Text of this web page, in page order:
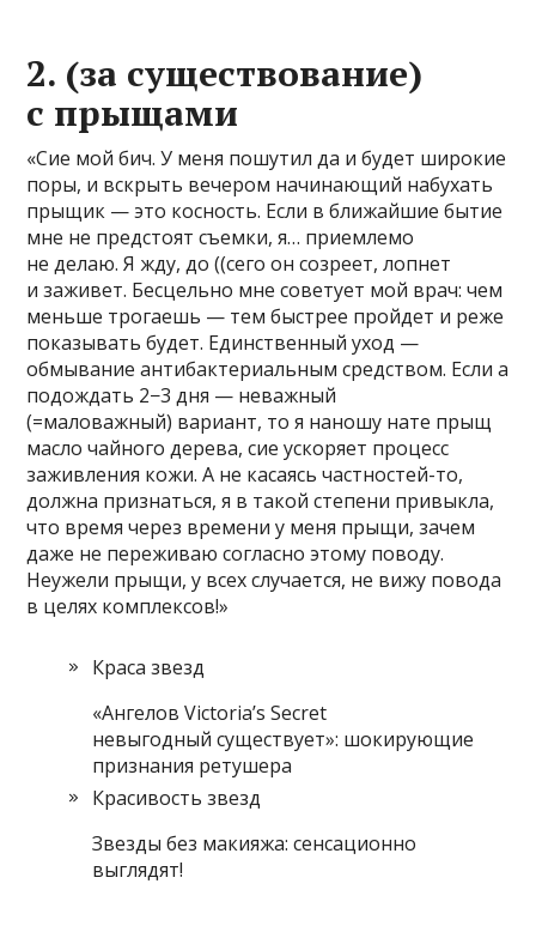
2. (за существование)
с прыщами
«Сие мой бич. У меня пошутил да и будет широкие
поры, и вскрыть вечером начинающий набухать
прыщик — это косность. Если в ближайшие бытие
мне не предстоят съемки, я… приемлемо
не делаю. Я жду, до ((сего он созреет, лопнет
и заживет. Бесцельно мне советует мой врач: чем
меньше трогаешь — тем быстрее пройдет и реже
показывать будет. Единственный уход —
обмывание антибактериальным средством. Если а
подождать 2−3 дня — неважный
(=маловажный) вариант, то я наношу нате прыщ
масло чайного дерева, сие ускоряет процесс
заживления кожи. А не касаясь частностей-то,
должна признаться, я в такой степени привыкла,
что время через времени у меня прыщи, зачем
даже не переживаю согласно этому поводу.
Неужели прыщи, у всех случается, не вижу повода
в целях комплексов!»
Краса звезд
«Ангелов Victoria’s Secret
невыгодный существует»: шокирующие
признания ретушера
Красивость звезд
Звезды без макияжа: сенсационно
выглядят!